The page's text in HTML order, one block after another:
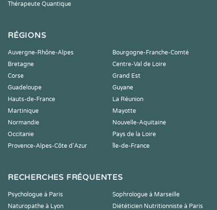
Thérapeute Quantique
RÉGIONS
Auvergne-Rhône-Alpes
Bourgogne-Franche-Comté
Bretagne
Centre-Val de Loire
Corse
Grand Est
Guadeloupe
Guyane
Hauts-de-France
La Réunion
Martinique
Mayotte
Normandie
Nouvelle-Aquitaine
Occitanie
Pays de la Loire
Provence-Alpes-Côte d'Azur
Île-de-France
RECHERCHES FRÉQUENTES
Psychologue à Paris
Sophrologue à Marseille
Naturopathe à Lyon
Diététicien Nutritionniste à Paris